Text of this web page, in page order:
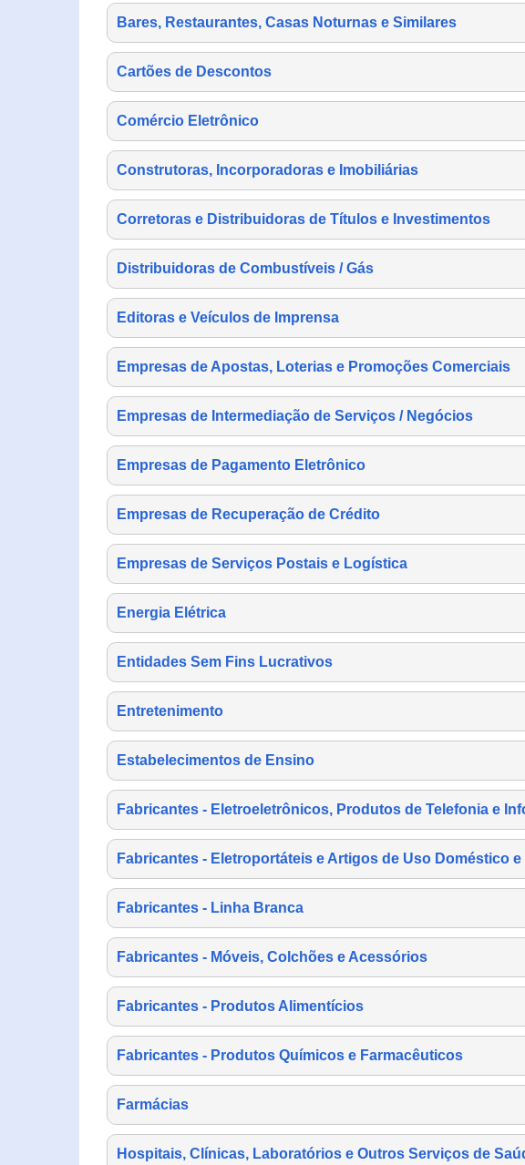
Bares, Restaurantes, Casas Noturnas e Similares
Cartões de Descontos
Comércio Eletrônico
Construtoras, Incorporadoras e Imobiliárias
Corretoras e Distribuidoras de Títulos e Investimentos
Distribuidoras de Combustíveis / Gás
Editoras e Veículos de Imprensa
Empresas de Apostas, Loterias e Promoções Comerciais
Empresas de Intermediação de Serviços / Negócios
Empresas de Pagamento Eletrônico
Empresas de Recuperação de Crédito
Empresas de Serviços Postais e Logística
Energia Elétrica
Entidades Sem Fins Lucrativos
Entretenimento
Estabelecimentos de Ensino
Fabricantes - Eletroeletrônicos, Produtos de Telefonia e
Fabricantes - Eletroportáteis e Artigos de Uso Doméstico e
Fabricantes - Linha Branca
Fabricantes - Móveis, Colchões e Acessórios
Fabricantes - Produtos Alimentícios
Fabricantes - Produtos Químicos e Farmacêuticos
Farmácias
Hospitais, Clínicas, Laboratórios e Outros Serviços de